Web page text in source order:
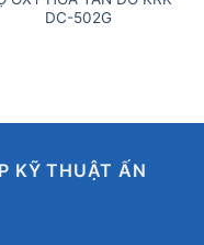
DC-502G
KỸ THUẬT ẤN